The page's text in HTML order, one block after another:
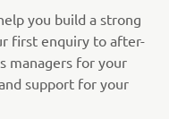
you build a strong
first enquiry to after-
managers for your
support for your